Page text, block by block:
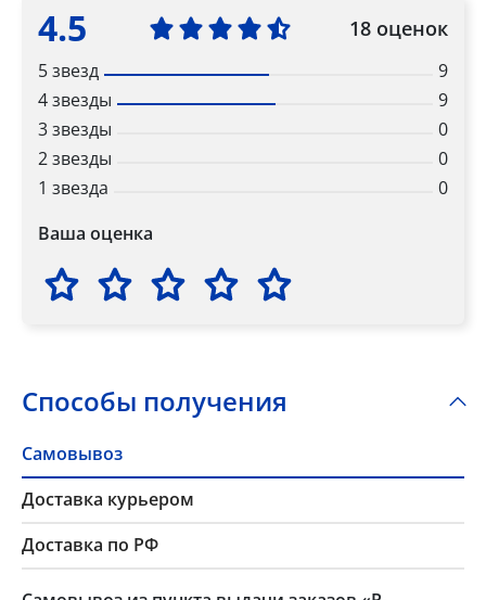
4.5 18 оценок
5 звезд
9
4 звезды
9
3 звезды
0
2 звезды
0
1 звезда
0
Ваша оценка
Способы получения
Самовывоз
Доставка курьером
Доставка по РФ